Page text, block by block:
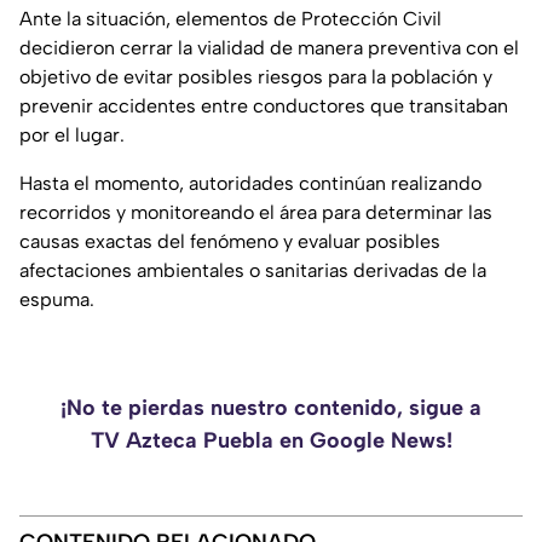
Ante la situación, elementos de Protección Civil
decidieron cerrar la vialidad de manera preventiva con el
objetivo de evitar posibles riesgos para la población y
prevenir accidentes entre conductores que transitaban
por el lugar.
Hasta el momento, autoridades continúan realizando
recorridos y monitoreando el área para determinar las
causas exactas del fenómeno y evaluar posibles
afectaciones ambientales o sanitarias derivadas de la
espuma.
¡No te pierdas nuestro contenido, sigue a
TV Azteca Puebla en Google News!